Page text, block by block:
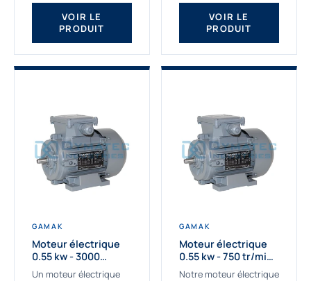
VOIR LE
PRODUIT
VOIR LE
PRODUIT
GAMAK
Moteur électrique
0.55 kw - 3000
Tr/min - 230/400V -
Un moteur électrique
GAMAK
Moteur électrique
0.55 kw - 750 tr/min -
230/400V - IE2
Notre moteur électrique